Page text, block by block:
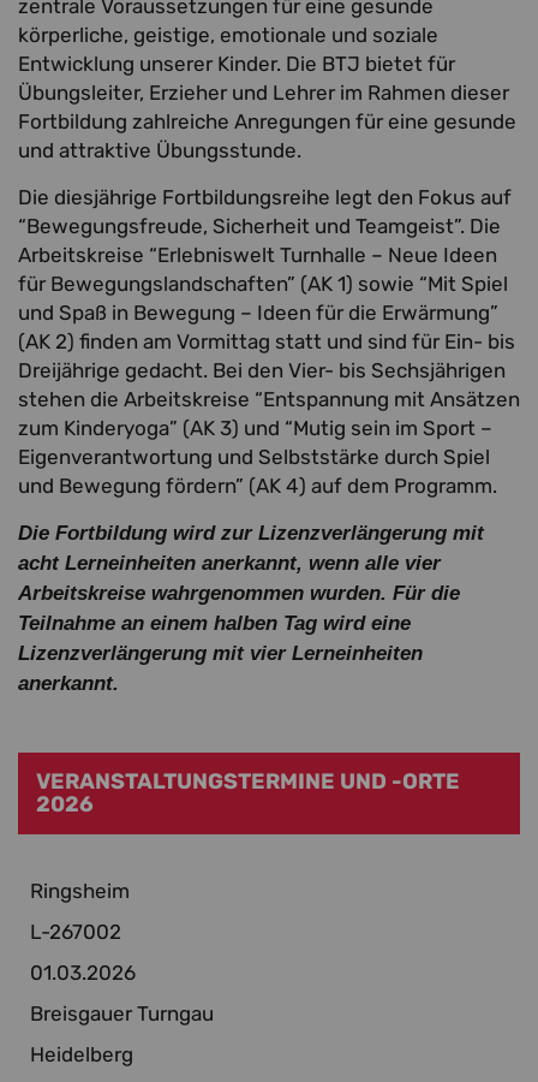
zentrale Voraussetzungen für eine gesunde
körperliche, geistige, emotionale und soziale
Entwicklung unserer Kinder. Die BTJ bietet für
Übungsleiter, Erzieher und Lehrer im Rahmen dieser
Fortbildung zahlreiche Anregungen für eine gesunde
und attraktive Übungsstunde.
Die diesjährige Fortbildungsreihe legt den Fokus auf
“Bewegungsfreude, Sicherheit und Teamgeist”. Die
Arbeitskreise “Erlebniswelt Turnhalle – Neue Ideen
für Bewegungslandschaften” (AK 1) sowie “Mit Spiel
und Spaß in Bewegung – Ideen für die Erwärmung”
(AK 2) finden am Vormittag statt und sind für Ein- bis
Dreijährige gedacht. Bei den Vier- bis Sechsjährigen
stehen die Arbeitskreise “Entspannung mit Ansätzen
zum Kinderyoga” (AK 3) und “Mutig sein im Sport –
Eigenverantwortung und Selbststärke durch Spiel
und Bewegung fördern” (AK 4) auf dem Programm.
Die Fortbildung wird zur Lizenzverlängerung mit
acht Lerneinheiten anerkannt, wenn alle vier
Arbeitskreise wahrgenommen wurden. Für die
Teilnahme an einem halben Tag wird eine
Lizenzverlängerung mit vier Lerneinheiten
anerkannt.
VERANSTALTUNGSTERMINE UND -ORTE
2026
Ringsheim
L-267002
01.03.2026
Breisgauer Turngau
Heidelberg